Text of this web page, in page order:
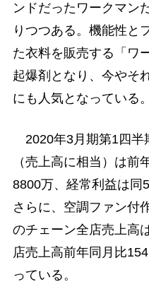
ンドだったワークマン
りつつある。機能性と
た衣料を販売する「ワ
起爆剤となり、今やそ
にも人気となっている。
2020年3月期第1四半
（売上高に相当）は前
8800万、経常利益は同
さらに、空調ファン付
のチェーン全店売上高
店売上高前年同月比
っている。